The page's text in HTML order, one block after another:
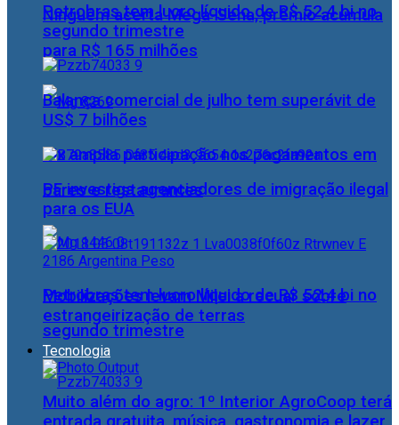
Ninguém acerta Mega-Sena; prêmio acumula
para R$ 165 milhões
Pix amplia participação nos pagamentos em
bares e restaurantes
Petrobras tem lucro líquido de R$ 52,4 bi no
segundo trimestre
Petrobras tem lucro líquido de R$ 52,4 bi no
segundo trimestre
Balança comercial de julho tem superávit de
US$ 7 bilhões
PF investiga agenciadores de imigração ilegal
para os EUA
Mobilizações levam Milei a recuar sobre
estrangeirização de terras
Tecnologia
Muito além do agro: 1º Interior AgroCoop terá